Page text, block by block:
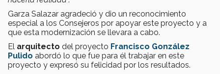
Garza Salazar agradeció y dio un reconocimiento
especial a los Consejeros por apoyar este proyecto y a
que esta modernización se llevara a cabo.
El arquitecto del proyecto Francisco González
Pulido abordó lo que fue para él trabajar en este
proyecto y expresó su felicidad por los resultados.